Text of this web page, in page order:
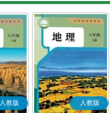
人教版 人教版